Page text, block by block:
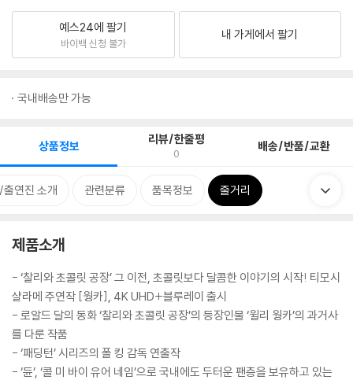
예스24에 팔기
바이백 신청 불가
내 가게에서 팔기
국내배송만 가능
상품정보 리뷰/한줄평
0 배송/반품/교환
연진 소개 관련분류 품목정보 줄거리
제품소개
- ‘찰리와 초콜릿 공장’ 그 이전, 초콜릿보다 달콤한 이야기의 시작! 티모시
샬라메 주연작 [웡카], 4K UHD+블루레이 출시
- 로알드 달의 동화 ‘찰리와 초콜릿 공장’의 등장인물 ‘윌리 웡카’의 과거사
를 다룬 작품
- ‘패딩턴’ 시리즈의 폴 킹 감독 연출작
- ‘듄’, ‘콜 미 바이 유어 네임’으로 국내에도 두터운 팬층을 보유하고 있는